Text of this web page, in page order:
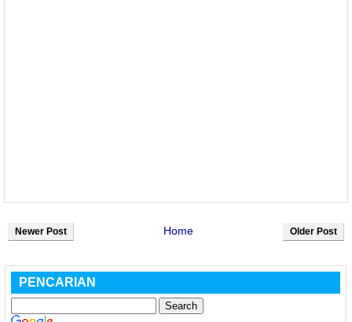
Newer Post Older Post
Home
PENCARIAN